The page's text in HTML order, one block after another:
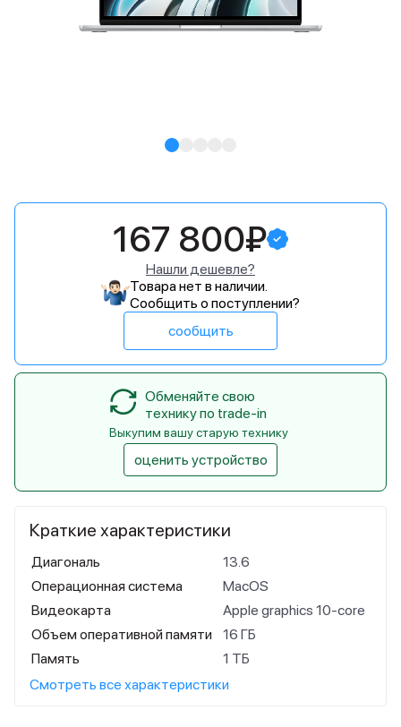
Краткие характеристики
Диагональ
13.6
Операционная система
MacOS
Видеокарта
Apple graphics 10-core
Объем оперативной памяти
16 ГБ
Память
1 ТБ
Смотреть все характеристики
167 800₽
Нашли дешевле?
Товара нет в наличии.
Сообщить о поступлении?
сообщить
Обменяйте свою
технику по trade-in
Выкупим вашу старую технику
оценить устройство